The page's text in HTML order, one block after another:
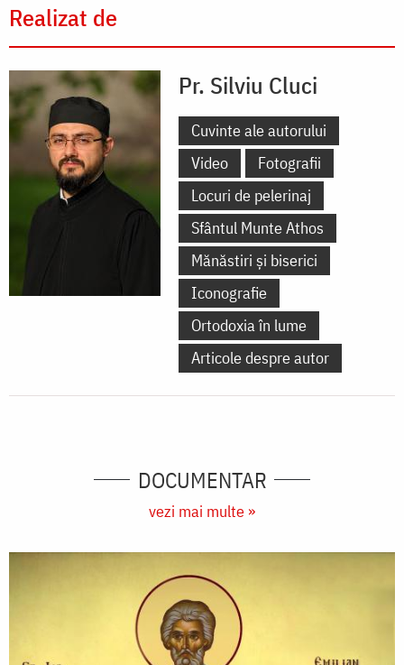
Realizat de
Pr. Silviu Cluci
Cuvinte ale autorului
Video
Fotografii
Locuri de pelerinaj
Sfântul Munte Athos
Mănăstiri și biserici
Iconografie
Ortodoxia în lume
Articole despre autor
DOCUMENTAR
vezi mai multe »